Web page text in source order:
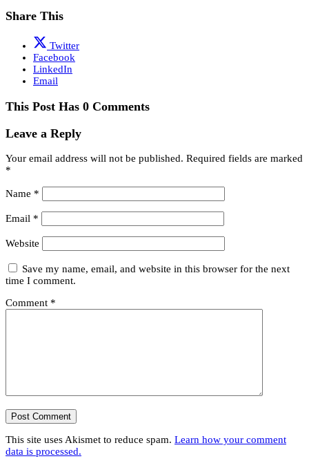
Share This
Twitter
Facebook
LinkedIn
Email
This Post Has 0 Comments
Leave a Reply
Your email address will not be published. Required fields are marked
*
Name *
Email *
Website
Save my name, email, and website in this browser for the next
time I comment.
Comment *
This site uses Akismet to reduce spam. Learn how your comment
data is processed.